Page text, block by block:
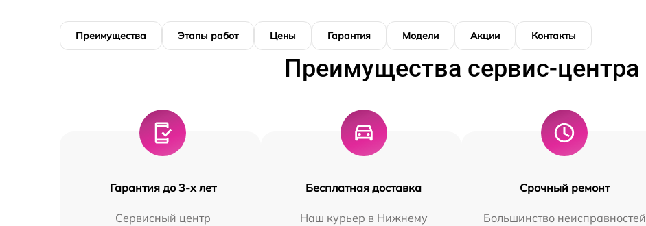
Преимущества Этапы работ Цены Гарантия Модели Акции Контакты
Преимущества сервис-центра
Гарантия до 3-х лет
Сервисный центр
Бесплатная доставка
Наш курьер в Нижнему
Срочный ремонт
Большинство неисправностей